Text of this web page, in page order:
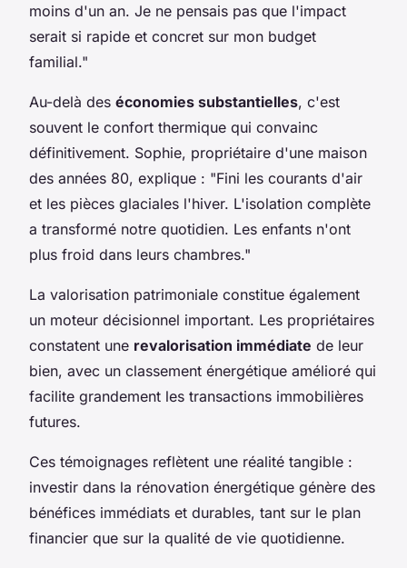
moins d'un an. Je ne pensais pas que l'impact
serait si rapide et concret sur mon budget
familial."
Au-delà des économies substantielles, c'est
souvent le confort thermique qui convainc
définitivement. Sophie, propriétaire d'une maison
des années 80, explique : "Fini les courants d'air
et les pièces glaciales l'hiver. L'isolation complète
a transformé notre quotidien. Les enfants n'ont
plus froid dans leurs chambres."
La valorisation patrimoniale constitue également
un moteur décisionnel important. Les propriétaires
constatent une revalorisation immédiate de leur
bien, avec un classement énergétique amélioré qui
facilite grandement les transactions immobilières
futures.
Ces témoignages reflètent une réalité tangible :
investir dans la rénovation énergétique génère des
bénéfices immédiats et durables, tant sur le plan
financier que sur la qualité de vie quotidienne.